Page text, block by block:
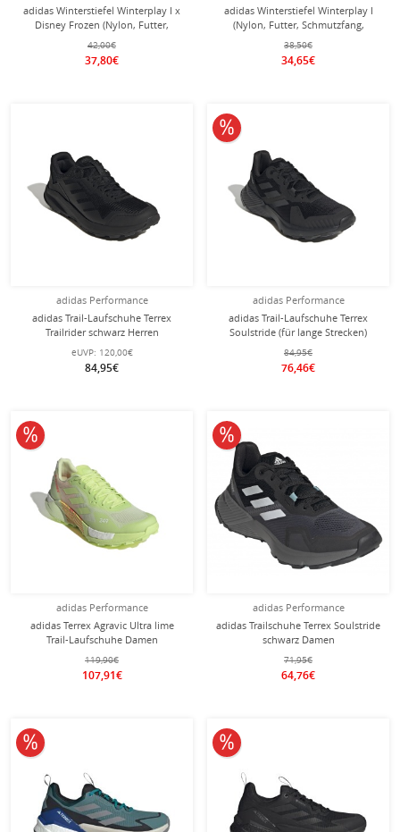
adidas Winterstiefel Winterplay I x
Disney Frozen (Nylon, Futter,
Schmutzfang, Klettverschluss) blau
Kleinkinder
42,00€
37,80€
adidas Winterstiefel Winterplay I
(Nylon, Futter, Schmutzfang,
Klettverschluss) inkblau/pink
Kleinkinder
38,50€
34,65€
adidas Performance
adidas Trail-Laufschuhe Terrex
Trailrider schwarz Herren
eUVP: 120,00€
84,95€
adidas Performance
adidas Trail-Laufschuhe Terrex
Soulstride (für lange Strecken)
schwarz Herren
84,95€
76,46€
10% reduziert
adidas Performance
adidas Terrex Agravic Ultra lime
Trail-Laufschuhe Damen
119,90€
107,91€
10% reduziert
adidas Performance
adidas Trailschuhe Terrex Soulstride
schwarz Damen
71,95€
64,76€
10% reduziert
10% reduziert 10% reduziert